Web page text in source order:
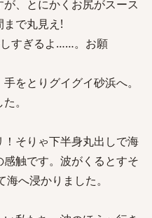
、とにかくお尻がスース
で丸見え!
すぎるよ……。お願
をとりグイグイ砂浜へ。
。
そりゃ下半身丸出しで海
触です。波がくるとすそ
へ浸かりました。